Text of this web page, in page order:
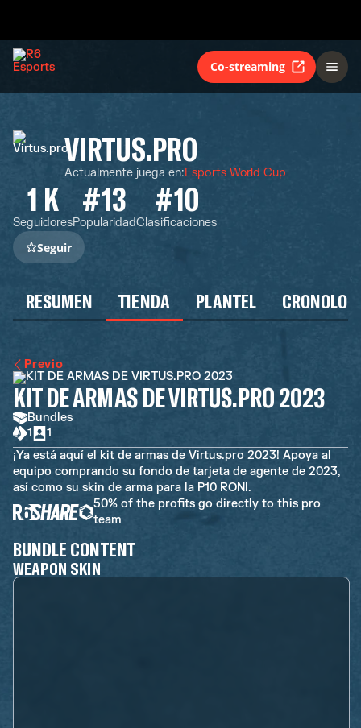
Co-streaming
VIRTUS.PRO
Actualmente juega en:Esports World Cup
1 K
Seguidores
#13
Popularidad
#10
Clasificaciones
Seguir
RESUMEN TIENDA PLANTEL
Previo
KIT DE ARMAS DE VIRTUS.PRO 2023
Bundles
1
1
¡Ya está aquí el kit de armas de Virtus.pro 2023! Apoya al
equipo comprando su fondo de tarjeta de agente de 2023,
así como su skin de arma para la P10 RONI.
50% of the profits go directly to this pro
team
BUNDLE CONTENT
WEAPON SKIN